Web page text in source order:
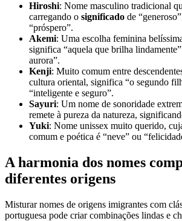
Hiroshi: Nome masculino tradicional
carregando o significado de
“próspero”.
Akemi: Uma escolha feminina
significa “aquela que brilha
aurora”.
Kenji: Muito comum entre
cultura oriental, significa “o segundo
“inteligente e seguro”.
Sayuri: Um nome de sonoridade
remete à pureza da natureza,
Yuki: Nome unissex muito querido,
comum e poética é “neve” ou
A harmonia dos nomes
diferentes origens
Misturar nomes de origens imigrantes com
portuguesa pode criar combinações lindas e